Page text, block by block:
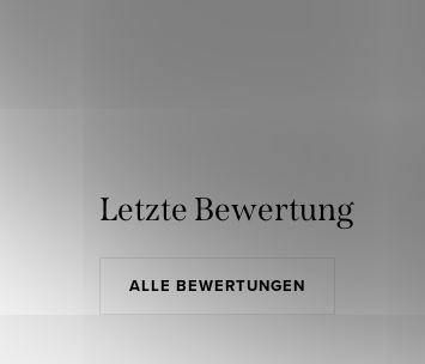
Letzte Bewertung
ALLE BEWERTUNGEN